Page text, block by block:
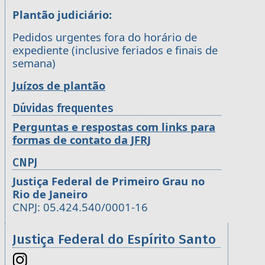
Plantão judiciário:
Pedidos urgentes fora do horário de
expediente (inclusive feriados e finais de
semana)
Juízos de plantão
Dúvidas frequentes
Perguntas e respostas com links para
formas de contato da JFRJ
CNPJ
Justiça Federal de Primeiro Grau no
Rio de Janeiro
CNPJ: 05.424.540/0001-16
Justiça Federal do Espírito Santo